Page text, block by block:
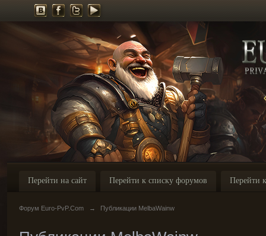
Перейти на сайт Перейти к списку форумов Перейти
Форум Euro-PvP.Com → Публикации MelbaWainw